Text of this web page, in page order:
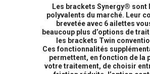
Les brackets Synergy® sont
polyvalents du marché. Leur
brevetée avec 6 ailettes
beaucoup plus d’options de
les brackets Twin
Ces fonctionnalités
permettent, en fonction de la
votre traitement, de choisir